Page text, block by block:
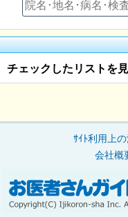
チェックしたリストを
ｻｲﾄ利用上
会社概